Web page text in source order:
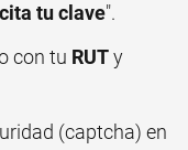
tu clave".
con tu RUTy
(captcha) en